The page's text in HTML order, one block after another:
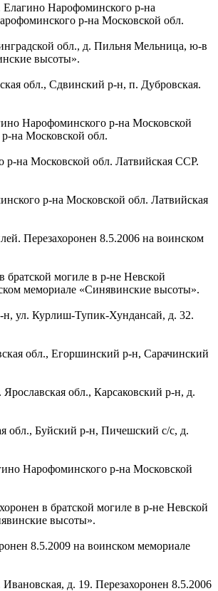
Елагино Нарофоминского р-на
р-на Московской обл.
обл., д. Пильня Мельница, ю-в
высоты».
обл., Сдвинский р-н, п. Дубровская.
Нарофоминского р-на Московской
на Московской обл.
на Московской обл. Латвийская ССР.
р-на Московской обл. Латвийская
Перезахоронен 8.5.2006 на воинском
могиле в р-не Невской
мемориале «Синявинские высоты».
н, ул. Курлиш-Тупик-Хундансай, д. 32.
обл., Егоршинский р-н, Сарачинский
обл., Карсаковский р-н, д.
обл., Буйский р-н, Пичешский с/с, д.
Нарофоминского р-на Московской
в братской могиле в р-не Невской
высоты».
8.5.2009 на воинском мемориале
д. 19. Перезахоронен 8.5.2006